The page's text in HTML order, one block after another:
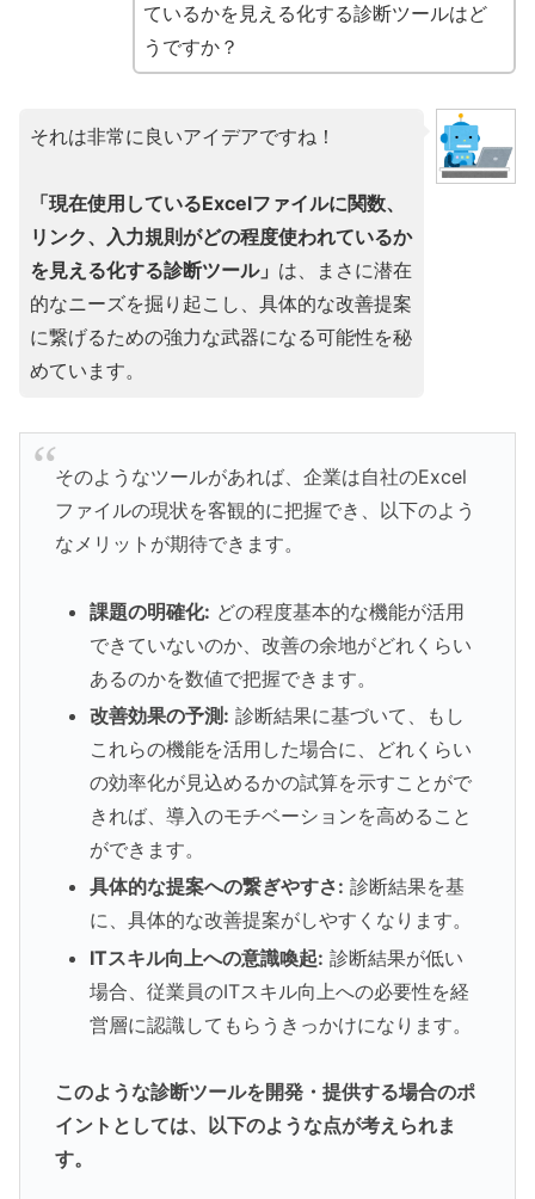
ているかを見える化する診断ツールはど
うですか？
それは非常に良いアイデアですね！
「現在使用しているExcelファイルに関数、
リンク、入力規則がどの程度使われているか
を見える化する診断ツール」 は、まさに潜在
的なニーズを掘り起こし、具体的な改善提案
に繋げるための強力な武器になる可能性を秘
めています。
そのようなツールがあれば、企業は自社のExcel
ファイルの現状を客観的に把握でき、以下のよう
なメリットが期待できます。
課題の明確化: どの程度基本的な機能が活用
できていないのか、改善の余地がどれくらい
あるのかを数値で把握できます。
改善効果の予測: 診断結果に基づいて、もし
これらの機能を活用した場合に、どれくらい
の効率化が見込めるかの試算を示すことがで
きれば、導入のモチベーションを高めること
ができます。
具体的な提案への繋ぎやすさ: 診断結果を基
に、具体的な改善提案がしやすくなります。
ITスキル向上への意識喚起: 診断結果が低い
場合、従業員のITスキル向上への必要性を経
営層に認識してもらうきっかけになります。
このような診断ツールを開発・提供する場合のポ
イントとしては、以下のような点が考えられま
す。